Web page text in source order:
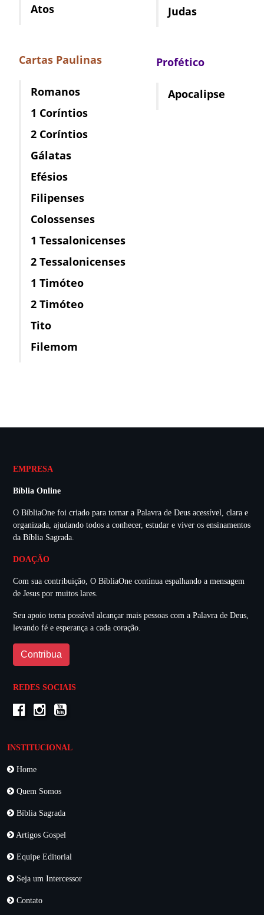
Atos
Cartas Paulinas
Romanos
1 Coríntios
2 Coríntios
Gálatas
Efésios
Filipenses
Colossenses
1 Tessalonicenses
2 Tessalonicenses
1 Timóteo
2 Timóteo
Tito
Filemom
Judas
Profético
Apocalipse
EMPRESA
Bíblia Online
O BíbliaOne foi criado para tornar a Palavra de Deus acessível, clara e
organizada, ajudando todos a conhecer, estudar e viver os ensinamentos
da Bíblia Sagrada.
DOAÇÃO
Com sua contribuição, O BíbliaOne continua espalhando a mensagem
de Jesus por muitos lares.
Seu apoio torna possível alcançar mais pessoas com a Palavra de Deus,
levando fé e esperança a cada coração.
Contribua
REDES SOCIAIS
INSTITUCIONAL
Home
Quem Somos
Bíblia Sagrada
Artigos Gospel
Equipe Editorial
Seja um Intercessor
Contato